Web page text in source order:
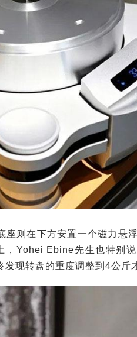
则在下方安置一个磁力悬
Yohei Ebine先生也特别
现转盘的重度调整到4公斤